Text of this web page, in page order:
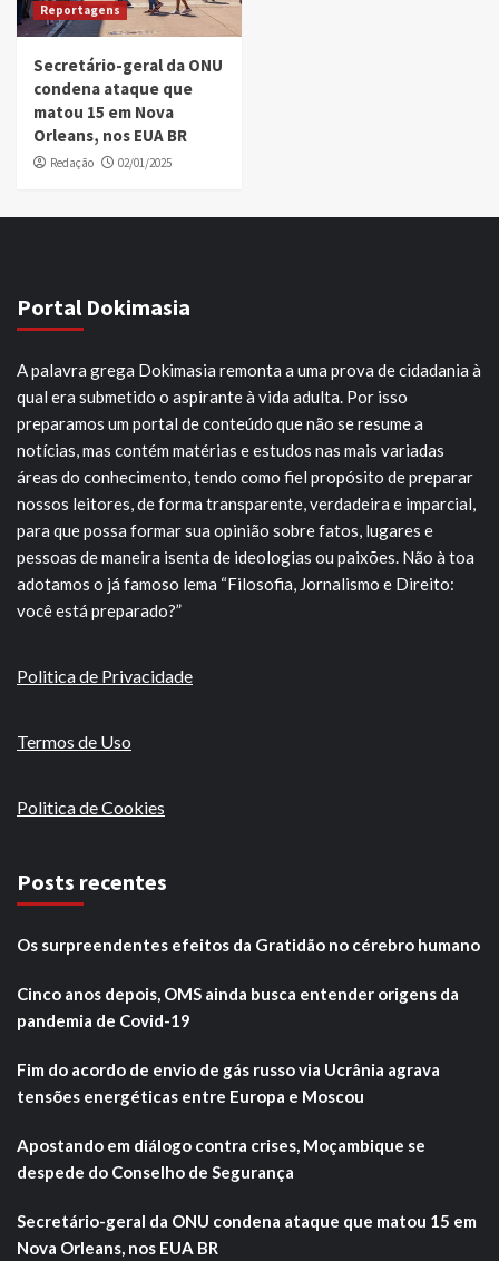
Reportagens
Secretário-geral da ONU
condena ataque que
matou 15 em Nova
Orleans, nos EUA BR
Redação 02/01/2025
Portal Dokimasia
A palavra grega Dokimasia remonta a uma prova de cidadania à
qual era submetido o aspirante à vida adulta. Por isso
preparamos um portal de conteúdo que não se resume a
notícias, mas contém matérias e estudos nas mais variadas
áreas do conhecimento, tendo como fiel propósito de preparar
nossos leitores, de forma transparente, verdadeira e imparcial,
para que possa formar sua opinião sobre fatos, lugares e
pessoas de maneira isenta de ideologias ou paixões. Não à toa
adotamos o já famoso lema “Filosofia, Jornalismo e Direito:
você está preparado?”
Politica de Privacidade
Termos de Uso
Politica de Cookies
Posts recentes
Os surpreendentes efeitos da Gratidão no cérebro humano
Cinco anos depois, OMS ainda busca entender origens da
pandemia de Covid-19
Fim do acordo de envio de gás russo via Ucrânia agrava
tensões energéticas entre Europa e Moscou
Apostando em diálogo contra crises, Moçambique se
despede do Conselho de Segurança
Secretário-geral da ONU condena ataque que matou 15 em
Nova Orleans, nos EUA BR